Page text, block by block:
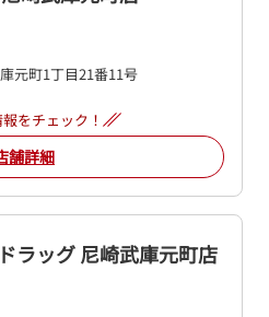
元町1丁目21番11号
をチェック！
舗詳細
ラッグ 尼崎武庫元町店